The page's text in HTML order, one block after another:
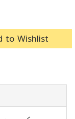
to Wishlist